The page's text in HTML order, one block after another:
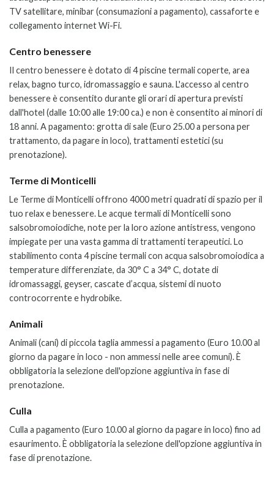
TV satellitare, minibar (consumazioni a pagamento), cassaforte e
collegamento internet Wi-Fi.
Centro benessere
Il centro benessere è dotato di 4 piscine termali coperte, area
relax, bagno turco, idromassaggio e sauna. L'accesso al centro
benessere è consentito durante gli orari di apertura previsti
dall'hotel (dalle 10:00 alle 19:00 ca.) e non è consentito ai minori di
18 anni. A pagamento: grotta di sale (Euro 25.00 a persona per
trattamento, da pagare in loco), trattamenti estetici (su
prenotazione).
Terme di Monticelli
Le Terme di Monticelli offrono 4000 metri quadrati di spazio per il
tuo relax e benessere. Le acque termali di Monticelli sono
salsobromoiodiche, note per la loro azione antistress, vengono
impiegate per una vasta gamma di trattamenti terapeutici. Lo
stabilimento conta 4 piscine termali con acqua salsobromoiodica a
temperature differenziate, da 30° C a 34° C, dotate di
idromassaggi, geyser, cascate d’acqua, sistemi di nuoto
controcorrente e hydrobike.
Animali
Animali (cani) di piccola taglia ammessia pagamento (Euro 10.00 al
giorno da pagare in loco - non ammessi nelle aree comuni). È
obbligatoria la selezione dell'opzione aggiuntiva in fase di
prenotazione.
Culla
Culla a pagamento (Euro 10.00 al giorno da pagare in loco) fino ad
esaurimento. È obbligatoria la selezione dell'opzione aggiuntiva in
fase di prenotazione.